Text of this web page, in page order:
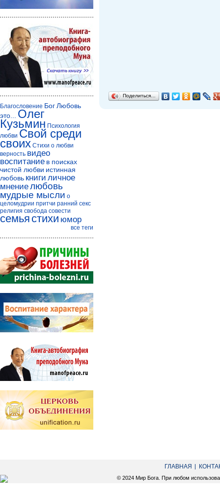
Поделиться…
Благословение БогЛюбовь
это...
Олег
Кузьмин Психология
любви Свой среди
своих Стихи о любви
верность видео
воспитание в поисках
чистой любви истинная
любовь книги личное
мнениелюбовь
мудрые мысли о
целомудрии притчи ранний секс
религия свобода совести
семья стихи юмор
все теги
ГЛАВНАЯ
© 2024 Мир Бога. При любом